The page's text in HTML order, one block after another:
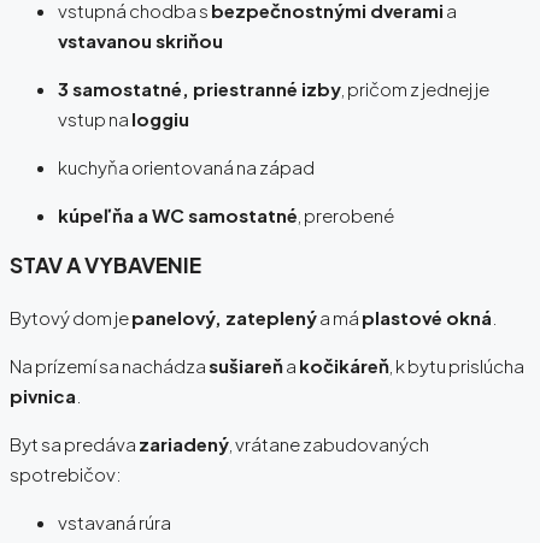
vstupná chodba s bezpečnostnými dverami a
vstavanou skriňou
3 samostatné, priestranné izby , pričom z jednej je
vstup na loggiu
kuchyňa orientovaná na západ
kúpeľňa a WC samostatné , prerobené
STAV A VYBAVENIE
Bytový dom jepanelový, zateplenýa má plastové okná
Na prízemí sa nachádzasušiareňa kočikáreň , k bytu prislúcha
pivnica
Byt sa predáva zariadený , vrátane zabudovaných
spotrebičov:
vstavaná rúra